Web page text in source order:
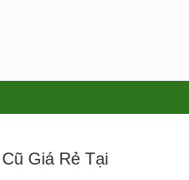
Giá Rẻ Tại